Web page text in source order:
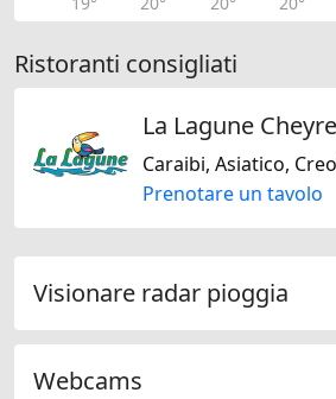
Ristoranti consigliati
La Lagune
Caraibi, Asiatico,
Prenotare un tavolo
Visionare radar pioggia
Webcams